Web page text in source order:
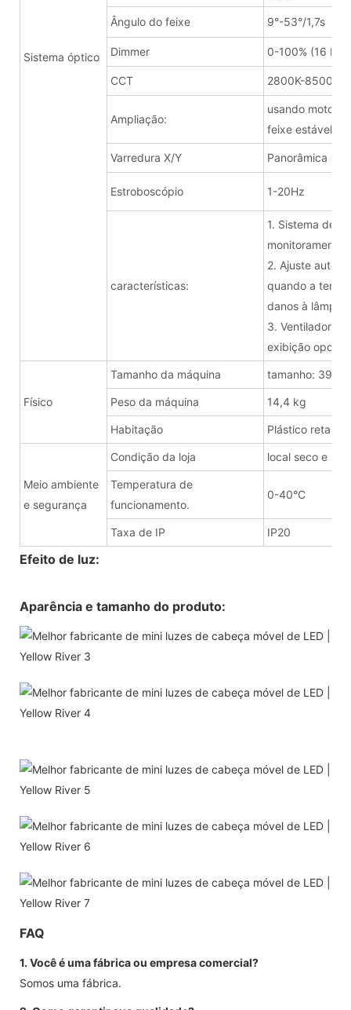
Sistema óptico
Ângulo do feixe 9°-53°/1,7s
Dimmer 0-100% (16
CCT 2800K-8500K
Ampliação:
usando motor
feixe estável
Varredura X/Y Panorâmica
Estroboscópio 1-20Hz
características:
1. Sistema de
monitoramento
2. Ajuste
quando a
danos à
3. Ventilador
exibição
Físico
Tamanho da máquina tamanho:
Peso da máquina 14,4 kg
Habitação Plástico
Meio ambiente
e segurança
Condição da loja local seco e
Temperatura de
funcionamento.
0-40°C
Taxa de IP IP20
Efeito de luz:
Aparência e tamanho do produto:
FAQ
1. Você é uma fábrica ou empresa comercial?
Somos uma fábrica.